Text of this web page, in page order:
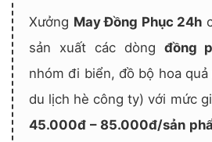
Xưởng May Đồng Phục 24h
sản xuất các dòng đồng
nhóm đi biển, đồ bộ hoa
du lịch hè công ty) với mức
45.000đ – 85.000đ/sản